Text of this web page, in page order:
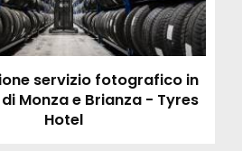
servizio fotografico in
Monza e Brianza - Tyres
Hotel